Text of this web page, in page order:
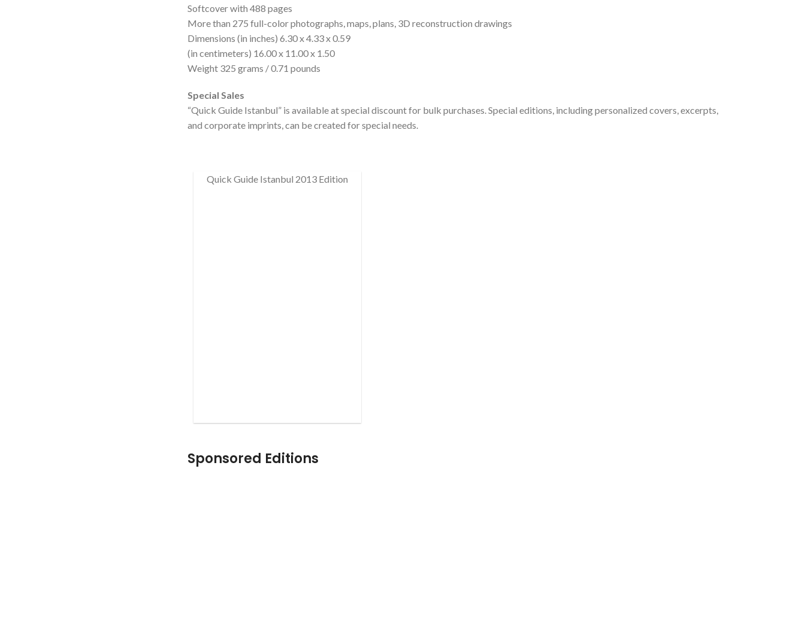
Softcover with 488 pages
More than 275 full-color photographs, maps, plans, 3D reconstruction drawings
Dimensions (in inches) 6.30 x 4.33 x 0.59
(in centimeters) 16.00 x 11.00 x 1.50
Weight 325 grams / 0.71 pounds
Special Sales
“Quick Guide Istanbul” is available at special discount for bulk purchases. Special editions, including personalized covers, excerpts,
and corporate imprints, can be created for special needs.
Quick Guide Istanbul 2013 Edition
Sponsored Editions